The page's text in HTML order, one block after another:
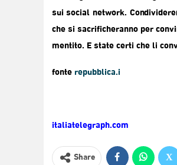
sui social network.
che si sacrificheranno per
mentito. E state certi che li
fonte repubblica.i
italiatelegraph.com
Share